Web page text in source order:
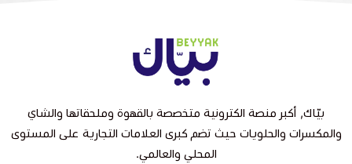
بيّاك, أكبر منصة الكترونية متخصصة بالقهوة وملحقاتها والشاي
والمكسرات والحلويات حيث تضم كبرى العلامات التجارية على المستوى
المحلي والعالمي.